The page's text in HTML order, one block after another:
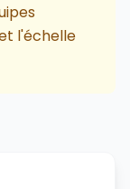
l'échelle